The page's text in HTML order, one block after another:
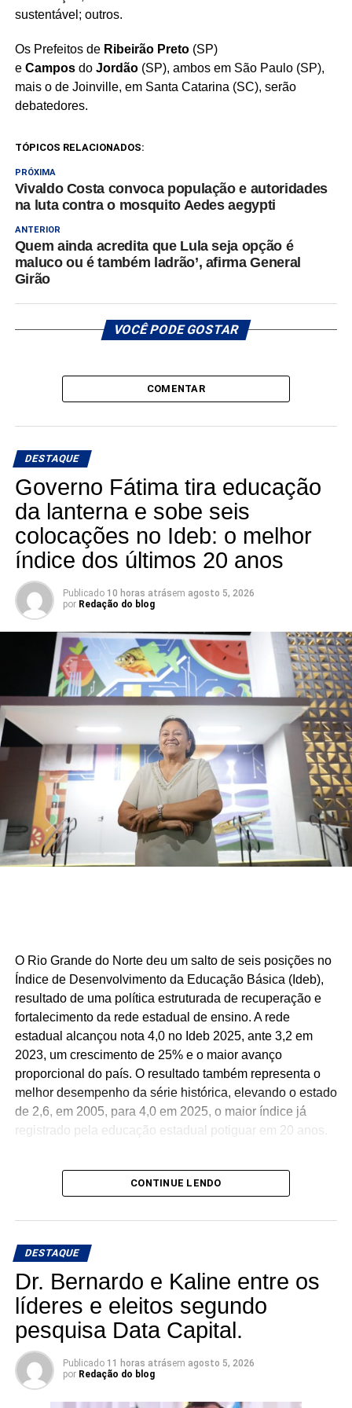
sustentável; outros.
Os Prefeitos de Ribeirão Preto (SP)
e Campos do Jordão(SP), ambos em São Paulo (SP),
mais o de Joinville, em Santa Catarina (SC), serão
debatedores.
TÓPICOS RELACIONADOS:
PRÓXIMA
Vivaldo Costa convoca população e autoridades
na luta contra o mosquito Aedes aegypti
ANTERIOR
Quem ainda acredita que Lula seja opção é
maluco ou é também ladrão’, afirma General
Girão
VOCÊ PODE GOSTAR
COMENTAR
DESTAQUE
Governo Fátima tira educação
da lanterna e sobe seis
colocações no Ideb: o melhor
índice dos últimos 20 anos
Publicado 10 horas atrásem agosto 5, 2026
por Redação do blog
O Rio Grande do Norte deu um salto de seis posições no
Índice de Desenvolvimento da Educação Básica (Ideb),
resultado de uma política estruturada de recuperação e
fortalecimento da rede estadual de ensino. A rede
estadual alcançou nota 4,0 no Ideb 2025, ante 3,2 em
2023, um crescimento de 25% e o maior avanço
proporcional do país. O resultado também representa o
melhor desempenho da série histórica, elevando o estado
de 2,6, em 2005, para 4,0 em 2025, o maior índice já
registrado pela educação estadual potiguar em 20 anos.
Desde 2019, o Governo Fátima Bezerra tem investido na
melhoria da infraestrutura escolar, com cerca de 230
climatização das salas de aula. Também destinou R$ 193
milhões para inovação e tecnologia, universalizando a
internet de alta velocidade nas escolas e ampliando
laboratórios, equipamentos e núcleos de inovação.
Os avanços também aparecem na expansão da
educação em tempo integral, que cresceu 227,5% e hoje
CONTINUE LENDO
DESTAQUE
Dr. Bernardo e Kaline entre os
líderes e eleitos segundo
pesquisa Data Capital.
Publicado 11 horas atrásem agosto 5, 2026
por Redação do blog